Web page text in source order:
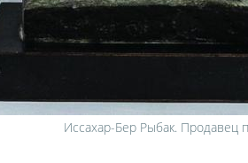
Иссахар-Бер Рыбак. Продавец